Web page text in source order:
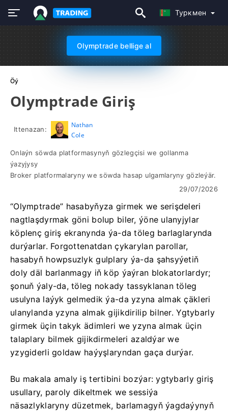
Туркмен
Olymptrade bellige al
Öý
Olymptrade Giriş
Ittenazan:
Nathan
Cole
Onlaýn söwda platformasynyň gözlegçisi we gollanma
ýazyjysy
Broker platformalaryny we söwda hasap ulgamlaryny gözleýär.
29/07/2026
“Olymptrade” hasabyňyza girmek we serişdeleri
nagtlaşdyrmak göni bolup biler, ýöne ulanyjylar
köplenç giriş ekranynda ýa-da töleg barlaglarynda
durýarlar. Forgottenatdan çykarylan parollar,
hasabyň howpsuzlyk gulplary ýa-da şahsyýetiň
doly däl barlanmagy iň köp ýaýran blokatorlardyr;
şonuň ýaly-da, töleg nokady tassyklanan töleg
usulyna laýyk gelmedik ýa-da yzyna almak çäkleri
ulanylanda yzyna almak gijikdirilip bilner. Ygtybarly
girmek üçin takyk ädimleri we yzyna almak üçin
talaplary bilmek gijikdirmeleri azaldýar we
yzygiderli goldaw haýyşlaryndan gaça durýar.
Bu makala amaly iş tertibini bozýar: ygtybarly giriş
usullary, paroly dikeltmek we sessiýa
näsazlyklaryny düzetmek, barlamagyň ýagdaýynyň